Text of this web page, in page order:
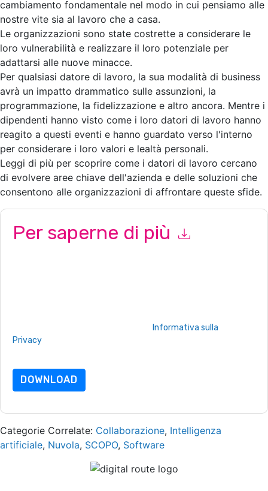
cambiamento fondamentale nel modo in cui pensiamo alle
nostre vite sia al lavoro che a casa.
Le organizzazioni sono state costrette a considerare le
loro vulnerabilità e realizzare il loro potenziale per
adattarsi alle nuove minacce.
Per qualsiasi datore di lavoro, la sua modalità di business
avrà un impatto drammatico sulle assunzioni, la
programmazione, la fidelizzazione e altro ancora. Mentre i
dipendenti hanno visto come i loro datori di lavoro hanno
reagito a questi eventi e hanno guardato verso l'interno
per considerare i loro valori e lealtà personali.
Leggi di più per scoprire come i datori di lavoro cercano
di evolvere aree chiave dell'azienda e delle soluzioni che
consentono alle organizzazioni di affrontare queste sfide.
Per saperne di più
Informativa sulla
Privacy.In caso di ulteriori domande, inviare un'e-mail
DOWNLOAD
Categorie Correlate: Collaborazione, Intelligenza
artificiale, Nuvola, SCOPO, Software